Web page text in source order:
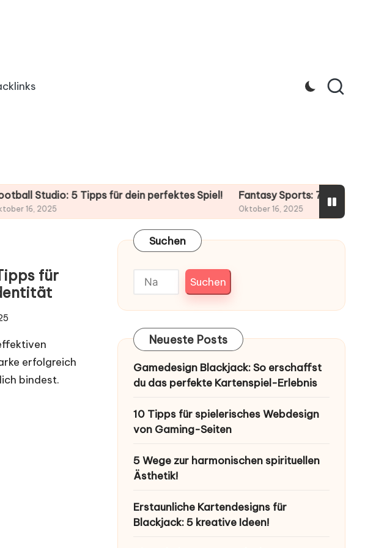
5 Tipps für dein perfektes Spiel! Fantasy Sports: 7 Tipps für deinen
Oktober 16, 2025
für
erfolgreich
bindest.
Suchen
Suchen
Neueste Posts
Gamedesign Blackjack: So erschaffst
du das perfekte Kartenspiel-Erlebnis
10 Tipps für spielerisches Webdesign
von Gaming-Seiten
5 Wege zur harmonischen spirituellen
Ästhetik!
Erstaunliche Kartendesigns für
Blackjack: 5 kreative Ideen!